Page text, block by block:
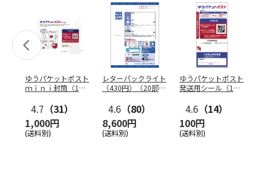
ゆうパケットポスト
ｍｉｎｉ封筒（1個
4.7 （31）
1,000円
(送料別)
レターパックライト
（430円）（20部セ
4.6 （80）
8,600円
(送料別)
ゆうパケットポスト
発送用シール（1個
4.6 （14）
100円
(送料別)